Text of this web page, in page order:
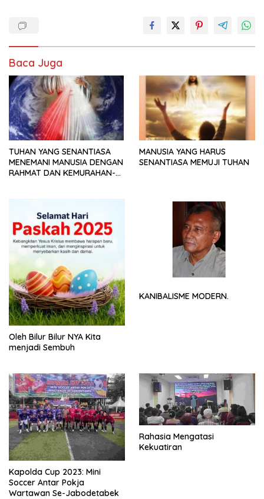
Baca Juga
TUHAN YANG SENANTIASA
MENEMANI MANUSIA DENGAN
RAHMAT DAN KEMURAHAN-
MANUSIA YANG HARUS
SENANTIASA MEMUJI TUHAN
Oleh Bilur Bilur NYA Kita
menjadi Sembuh
KANIBALISME MODERN.
Kapolda Cup 2023: Mini
Soccer Antar Pokja
Wartawan Se-Jabodetabek
Rahasia Mengatasi
Kekuatiran